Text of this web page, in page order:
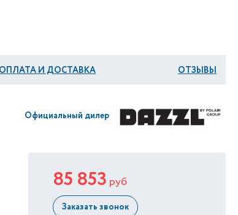
И ДОСТАВКА ОТЗЫВЫ
Официальный дилер
85 853 руб
Заказать звонок